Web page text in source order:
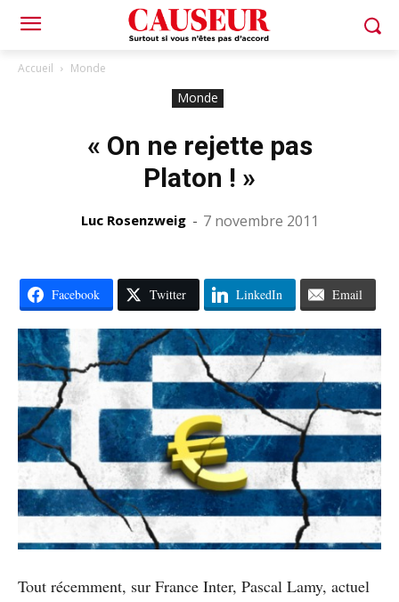
Accueil Monde
Monde
« On ne rejette pas
Platon ! »
Luc Rosenzweig - 7 novembre 2011
Facebook Twitter LinkedIn Email
Tout récemment, sur France Inter, Pascal Lamy, actuel